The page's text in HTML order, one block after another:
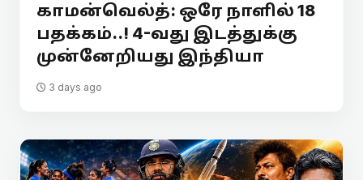
காமன்வெல்த்: ஒரே நாளில் 18
பதக்கம்..! 4-வது இடத்துக்கு
முன்னேறியது இந்தியா
3 days ago